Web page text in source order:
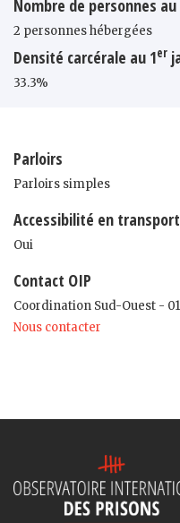
Nombre de personnes au
2 personnes hébergées
Densité carcérale au 1er
33.3%
Parloirs
Parloirs simples
Accessibilité en
Oui
Contact OIP
Coordination Sud-Ouest -
Nous contacter